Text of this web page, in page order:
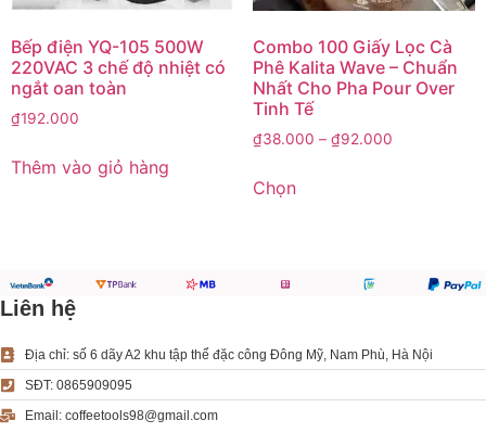
Bếp điện YQ-105 500W
220VAC 3 chế độ nhiệt có
ngắt oan toàn
₫192.000
Thêm vào giỏ hàng
Combo 100 Giấy Lọc Cà
Phê Kalita Wave – Chuẩn
Nhất Cho Pha Pour Over
Tinh Tế
₫38.000 – ₫92.000
Chọn
Liên hệ
Địa chỉ: số 6 dãy A2 khu tập thể đặc công Đông Mỹ, Nam Phù, Hà Nội
SĐT: 0865909095
Email: coffeetools98@gmail.com